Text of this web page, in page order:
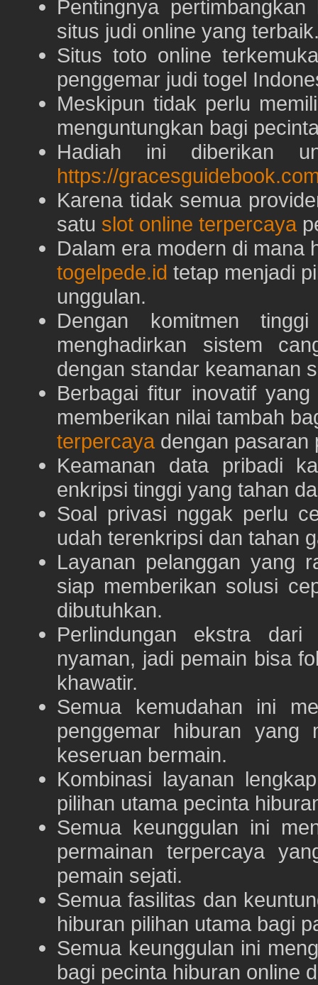
Pentingnya
situs judi online yang
Situs toto online
penggemar judi togel
Meskipun tidak perlu
menguntungkan bagi
Hadiah ini diberikan
https://
Karena tidak semua
satu slot online terpercaya
Dalam era modern di mana
togelpede.id tetap menjadi
unggulan.
Dengan komitmen
menghadirkan sistem
dengan standar keamanan
Berbagai fitur inovatif
memberikan nilai tambah
terpercaya dengan pasaran
Keamanan data pribadi
enkripsi tinggi yang tahan
Soal privasi nggak perlu
udah terenkripsi dan tahan
Layanan pelanggan yang
siap memberikan solusi
dibutuhkan.
Perlindungan ekstra dari
nyaman, jadi pemain bisa
khawatir.
Semua kemudahan ini
penggemar hiburan yang
keseruan bermain.
Kombinasi layanan
pilihan utama pecinta
Semua keunggulan ini
permainan terpercaya
pemain sejati.
Semua fasilitas dan
hiburan pilihan utama bagi
Semua keunggulan ini
bagi pecinta hiburan online